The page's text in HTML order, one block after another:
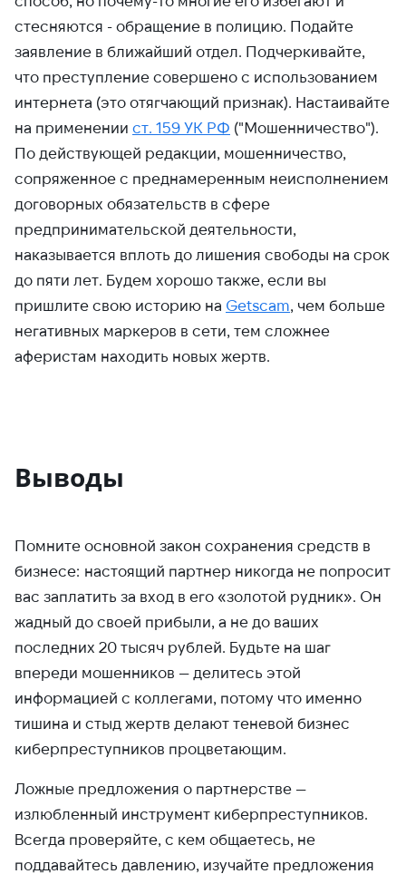
стесняются - обращение в полицию. Подайте
заявление в ближайший отдел. Подчеркивайте,
что преступление совершено с использованием
интернета (это отягчающий признак). Настаивайте
на применении ст. 159 УК РФ ("Мошенничество").
По действующей редакции, мошенничество,
сопряженное с преднамеренным неисполнением
договорных обязательств в сфере
предпринимательской деятельности,
наказывается вплоть до лишения свободы на срок
до пяти лет. Будем хорошо также, если вы
пришлите свою историю на Getscam , чем больше
негативных маркеров в сети, тем сложнее
аферистам находить новых жертв.
Выводы
Помните основной закон сохранения средств в
бизнесе: настоящий партнер никогда не попросит
вас заплатить за вход в его «золотой рудник». Он
жадный до своей прибыли, а не до ваших
последних 20 тысяч рублей. Будьте на шаг
впереди мошенников — делитесь этой
информацией с коллегами, потому что именно
тишина и стыд жертв делают теневой бизнес
киберпреступников процветающим.
Ложные предложения о партнерстве —
излюбленный инструмент киберпреступников.
Всегда проверяйте, с кем общаетесь, не
поддавайтесь давлению, изучайте предложения